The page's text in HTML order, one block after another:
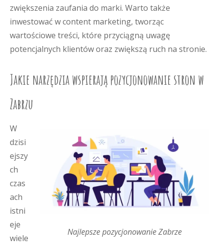
zwiększenia zaufania do marki. Warto także
inwestować w content marketing, tworząc
wartościowe treści, które przyciągną uwagę
potencjalnych klientów oraz zwiększą ruch na stronie.
Jakie narzędzia wspierają pozycjonowanie stron w
Zabrzu
Najlepsze pozycjonowanie Zabrze
W
dzisi
ejszy
ch
czas
ach
istni
eje
wiele